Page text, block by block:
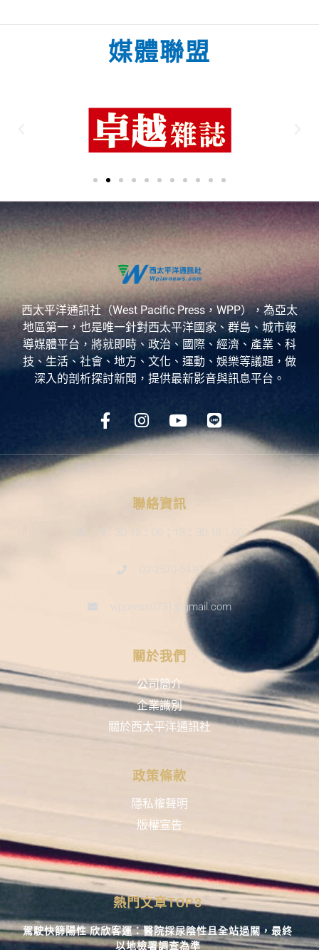
媒體聯盟
西太平洋通訊社（West Pacific Press，WPP），為亞太
地區第一，也是唯一針對西太平洋國家、群島、城市報
導媒體平台，將就即時、政治、國際、經濟、產業、科
技、生活、社會、地方、文化、運動、娛樂等議題，做
深入的剖析探討新聞，提供最新影音與訊息平台。
聯絡資訊
9：30-12：00；13：30-18：00
02-2570-5439
wppress0731@gmail.com
關於我們
公司簡介
企業識別
關於西太平洋通訊社
政策條款
隱私權聲明
版權宣告
熱門文章TOP3
駕駛快篩陽性 欣欣客運：醫院採尿陰性且全站過關，最終
以地檢署調查為準